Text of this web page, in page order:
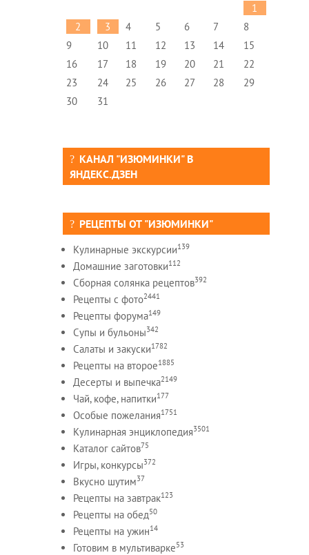
1
2
3 4 5 6 7
8
9
10 11 12 13 14
15
16
17 18 19 20 21
22
23
24 25 26 27 28
29
30
31
КАНАЛ "ИЗЮМИНКИ" В
ЯНДЕКС.ДЗЕН
РЕЦЕПТЫ ОТ "ИЗЮМИНКИ"
Кулинарные экскурсии139
Домашние заготовки112
Сборная солянка рецептов392
Рецепты c фото2441
Рецепты форума149
Супы и бульоны342
Салаты и закуски1782
Рецепты на второе1885
Десерты и выпечка2149
Чай, кофе, напитки177
Особые пожелания1751
Кулинарная энциклопедия3501
Каталог сайтов75
Игры, конкурсы372
Вкусно шутим37
Рецепты на завтрак123
Рецепты на обед50
Рецепты на ужин14
Готовим в мультиварке53